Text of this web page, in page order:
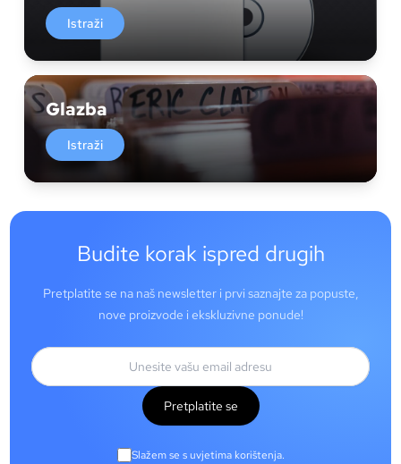
Istraži
Glazba
Istraži
Budite korak ispred drugih
Pretplatite se na naš newsletter i prvi saznajte za popuste,
nove proizvode i ekskluzivne ponude!
Pretplatite se
Slažem se s uvjetima korištenja.